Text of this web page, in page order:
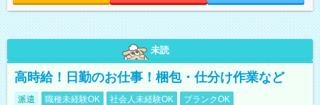
未読
高時給！日勤のお仕事！梱包・仕分け作業など
派遣 職種未経験OK 社会人未経験OK
ブランクOK